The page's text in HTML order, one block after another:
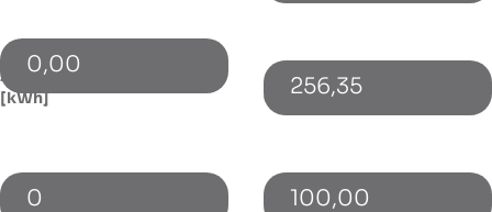
0,00
Zusätzlicher Netzbezug
[kWh]
0
256,35
Gewinnbeteiligung p.a. [€]
100,00